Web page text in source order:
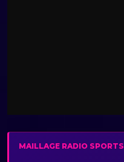
MAILLAGE RADIO SPORTS